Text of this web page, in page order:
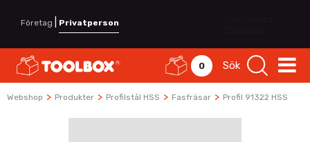
Företag Privatperson
0 Sök
Webshop > Produkter > Profilstål HSS > Fasfräsar > Profil 91322 HSS